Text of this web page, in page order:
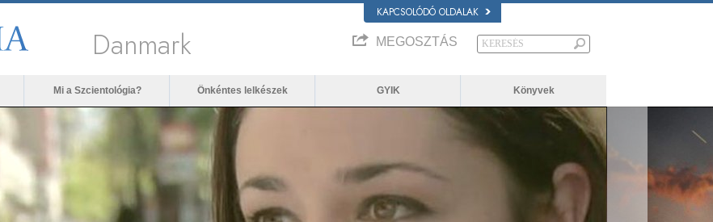
KAPCSOLÓDÓ OLDALAK
Danmark MEGOSZTÁS
Mi a Szcientológia? Önkéntes lelkészek GYIK Könyvek